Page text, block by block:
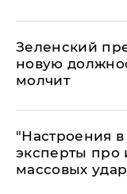
Зеленский
новую
молчит
"Настроения
эксперты про
массовых